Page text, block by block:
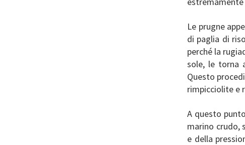
Le prugne
di paglia di
perché la
sole, le torna
Questo
rimpicciolite e
A questo
marino crudo,
e della